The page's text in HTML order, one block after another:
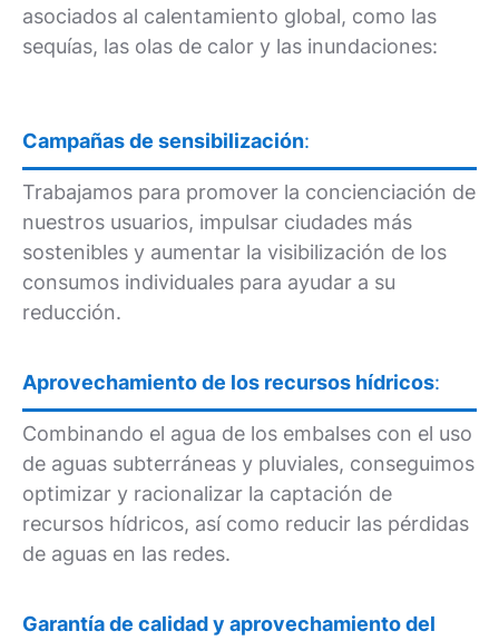
asociados al calentamiento global, como las
sequías, las olas de calor y las inundaciones:
Campañas de sensibilización:
Trabajamos para promover la concienciación de
nuestros usuarios, impulsar ciudades más
sostenibles y aumentar la visibilización de los
consumos individuales para ayudar a su
reducción.
Aprovechamiento de los recursos hídricos:
Combinando el agua de los embalses con el uso
de aguas subterráneas y pluviales, conseguimos
optimizar y racionalizar la captación de
recursos hídricos, así como reducir las pérdidas
de aguas en las redes.
Garantía de calidad y aprovechamiento del